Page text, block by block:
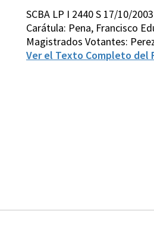
SCBA LP I 2440 S 17/10/
Carátula: Pena, Francisco
Magistrados Votantes:
Ver el Texto Completo del